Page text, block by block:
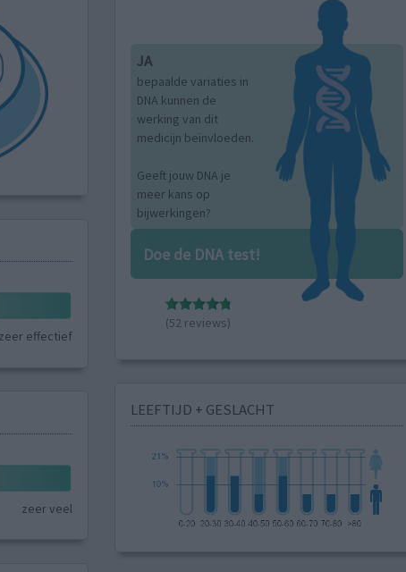
zeer effectief
zeer veel
JA
bepaalde variaties in
DNA kunnen de
werking van dit
medicijn beïnvloeden.
Geeft jouw DNA je
meer kans op
bijwerkingen?
Doe de DNA test!
(52 reviews)
LEEFTIJD + GESLACHT